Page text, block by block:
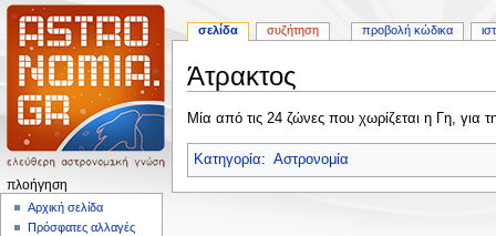
Άτρακτος
Πήδηση
πλοήγηση
Πήδηση
αναζήτηση
Μία από τις 24 ζώνες που χωρίζεται η Γη, για
Κατηγορία: Αστρονομία
Μ
σελίδα συζήτηση προβολή κώδικα
πλοήγηση
Αρχική σελίδα
Πρόσφατες αλλαγές